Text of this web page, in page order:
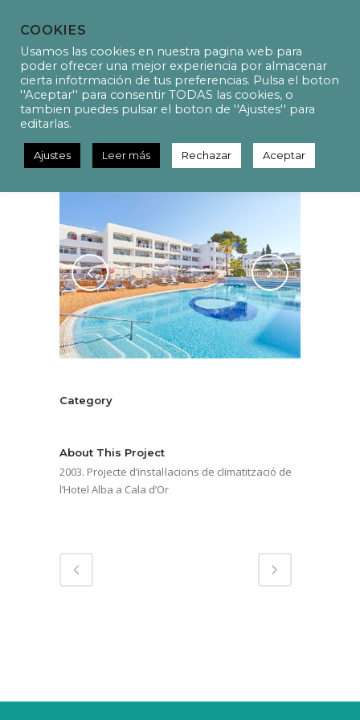
PH3003 Projecte
d’instal·lacions de climatització
Category
About This Project
2003. Projecte d’instal·lacions de climatització de
l’Hotel Alba a Cala d’Or
COOKIES
Usamos las cookies en nuestra pagina web para
poder ofrecer una mejor experiencia por almacenar
cierta infotrmación de tus preferencias. Pulsa el boton
''Aceptar'' para consentir TODAS las cookies, o
tambien puedes pulsar el boton de ''Ajustes'' para
editarlas.
Ajustes Leer más Rechazar Aceptar